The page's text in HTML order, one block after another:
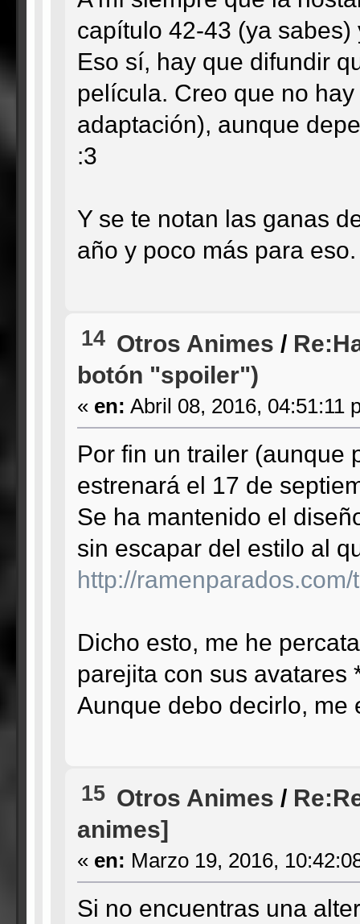
capítulo 42-43 (ya
Eso sí, hay que difundir
película. Creo que no
adaptación), aunque
:3
Y se te notan las ganas
año y poco más para
14 Otros Animes /
botón "spoiler")
« en: Abril 08, 2016, 04:51:11
Por fin un trailer (aunque
estrenará el 17 de
Se ha mantenido el
sin escapar del estilo al
http://
Dicho esto, me he
parejita con sus avatares
Aunque debo decirlo, me
15 Otros Animes /
animes]
« en: Marzo 19, 2016,
Si no encuentras una